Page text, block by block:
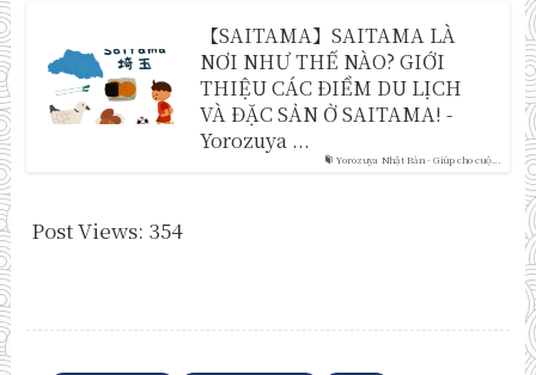
Yorozuya Nhật Bản - Giúp cho cuộ...
【SAITAMA】SAITAMA LÀ
NƠI NHƯ THẾ NÀO? GIỚI
THIỆU CÁC ĐIỂM DU LỊCH
VÀ ĐẶC SẢN Ở SAITAMA! -
Yorozuya ...
Post Views: 354